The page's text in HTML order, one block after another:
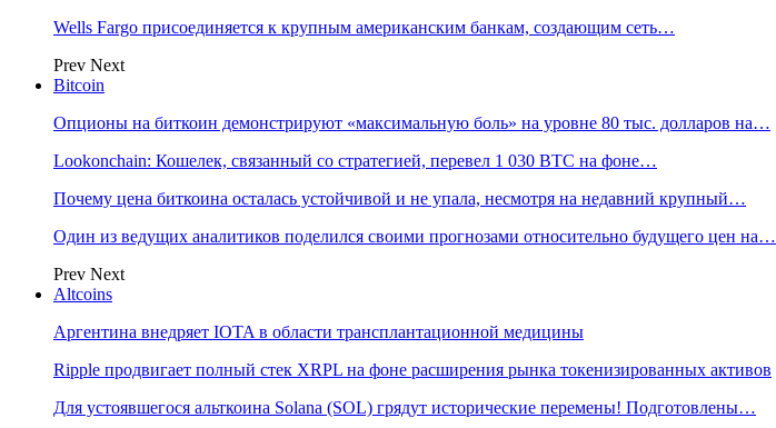
Wells Fargo присоединяется к крупным американским банкам, создающим сеть…
Prev Next
Bitcoin
Опционы на биткоин демонстрируют «максимальную боль» на уровне 80 тыс. долларов на…
Lookonchain: Кошелек, связанный со стратегией, перевел 1 030 BTC на фоне…
Почему цена биткоина осталась устойчивой и не упала, несмотря на недавний крупный…
Один из ведущих аналитиков поделился своими прогнозами относительно будущего цен на…
Prev Next
Altcoins
Аргентина внедряет IOTA в области трансплантационной медицины
Ripple продвигает полный стек XRPL на фоне расширения рынка токенизированных активов
Для устоявшегося альткоина Solana (SOL) грядут исторические перемены! Подготовлены…